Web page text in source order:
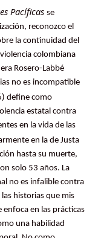
Pacíficas se
reconozco el
la continuidad del
colombiana
Rosero-Labbé
no es incompatible
define como
estatal contra
en la vida de las
en la de Justa
hasta su muerte,
solo 53 años. La
no es infalible contra
historias que mis
en las prácticas
una habilidad